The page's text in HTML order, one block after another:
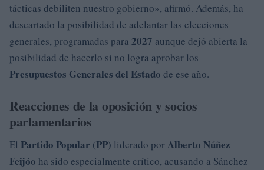
tácticas debiliten nuestro gobierno», afirmó. Además, ha
descartado la posibilidad de adelantar las elecciones
generales, programadas para 2027 aunque dejó abierta la
posibilidad de hacerlo si no logra aprobar los
Presupuestos Generales del Estado de ese año.
Reacciones de la oposición y socios
parlamentarios
El Partido Popular (PP) liderado porAlberto Núñez
Feijóo ha sido especialmente crítico, acusando a Sánchez